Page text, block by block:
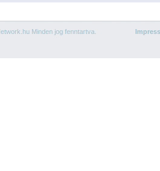
Minden jog fenntartva.